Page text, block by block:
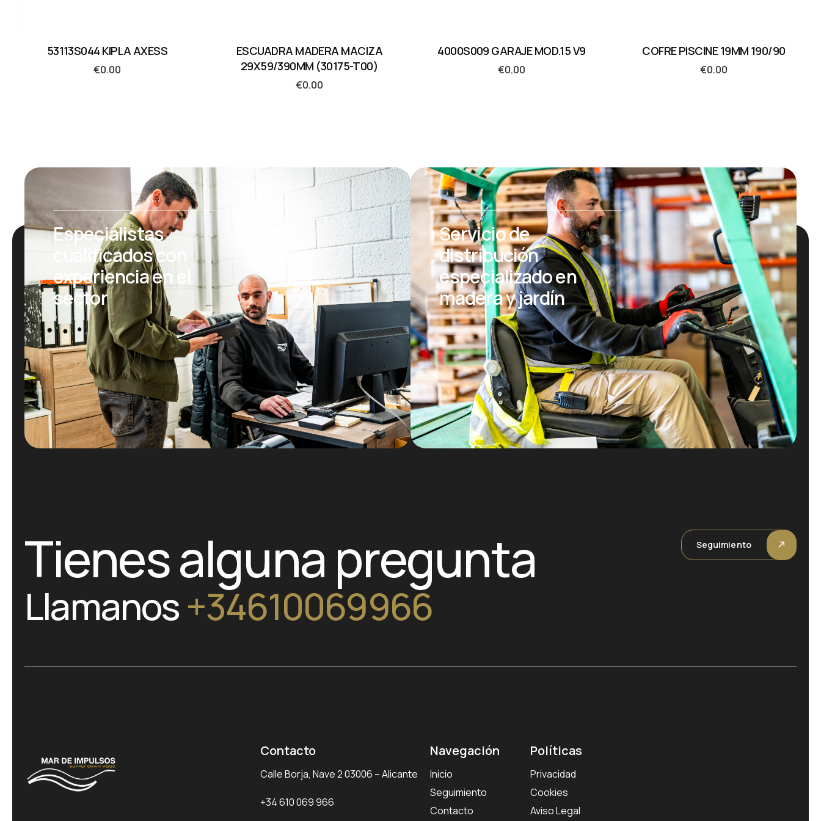
53113S044 KIPLA AXESS
€0.00
ESCUADRA MADERA MACIZA
29X59/390MM (30175-T00)
€0.00
4000S009 GARAJE MOD.15 V9
€0.00
COFRE PISCINE 19MM 190/90
€0.00
Especialistas
cualificados con
experiencia en el
sector
Servicio de
distribución
especializado en
madera y jardín
Tienes alguna pregunta
Llamanos+34610069966
Seguimiento
Contacto
Calle Borja, Nave 2 03006 – Alicante
+34 610 069 966
Navegación
Inicio
Seguimiento
Contacto
Políticas
Privacidad
Cookies
Aviso Legal